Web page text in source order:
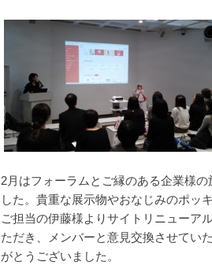
2月はフォーラムとご縁のある企業様
した。貴重な展示物やおなじみのポッ
ご担当の伊藤様よりサイトリニューア
ただき、メンバーと意見交換させてい
がとうございました。